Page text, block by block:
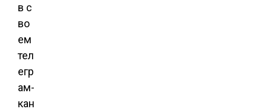
в с
во
ем
тел
егр
ам-
кан